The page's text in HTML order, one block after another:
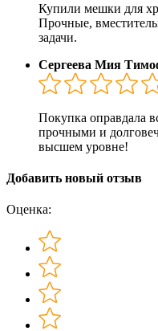
Купили мешки для
Прочные,
задачи.
Сергеева Мия
Покупка оправдала
прочными и
высшем уровне!
Добавить новый отзыв
Оценка: